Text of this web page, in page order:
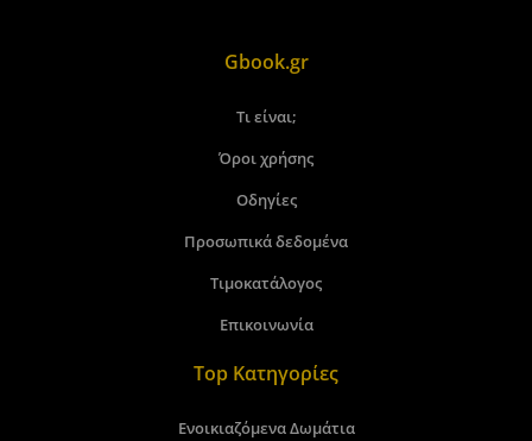
Gbook.gr
Τι είναι;
Όροι χρήσης
Οδηγίες
Προσωπικά δεδομένα
Τιμοκατάλογος
Επικοινωνία
Top Κατηγορίες
Ενοικιαζόμενα Δωμάτια